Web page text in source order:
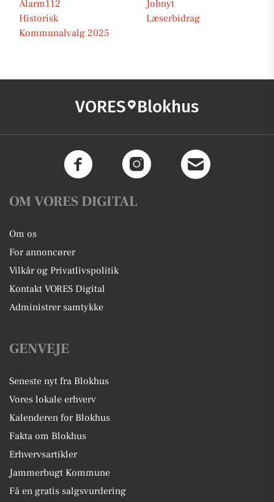
Alarm112
Jobnyt
Historisk
Læserbidrag
Kommunalvalg 2025
VORES Blokhus
OM VORES DIGITAL
Om os
For annoncører
Vilkår og Privatlivspolitik
Kontakt VORES Digital
Administrer samtykke
GENVEJE
Seneste nyt fra Blokhus
Vores lokale erhverv
Kalenderen for Blokhus
Fakta om Blokhus
Erhvervsartikler
Jammerbugt Kommune
Få en gratis salgsvurdering